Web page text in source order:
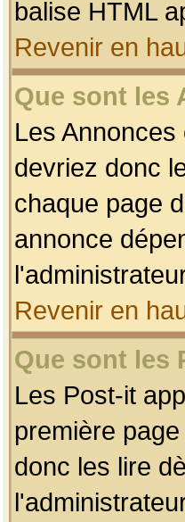
balise HTML
Revenir en
Que sont les
Les
devriez donc
chaque page
annonce
Revenir en
Que sont les
Les Post-it
première
donc les lire